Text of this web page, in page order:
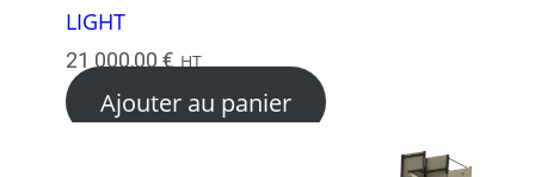
LIGHT
21 000,00€ HT
Ajouter au panier